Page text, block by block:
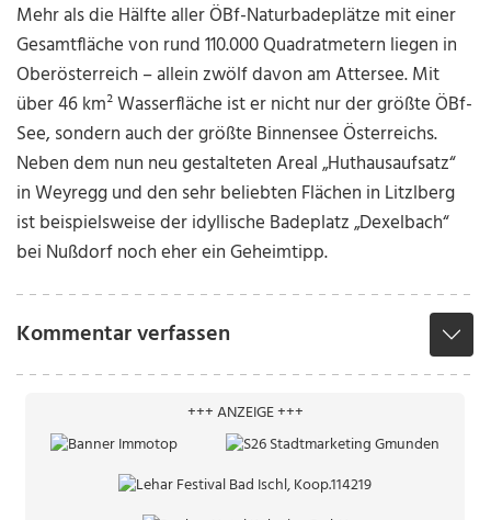
Mehr als die Hälfte aller ÖBf-Naturbadeplätze mit einer
Gesamtfläche von rund 110.000 Quadratmetern liegen in
Oberösterreich – allein zwölf davon am Attersee. Mit
über 46 km² Wasserfläche ist er nicht nur der größte ÖBf-
See, sondern auch der größte Binnensee Österreichs.
Neben dem nun neu gestalteten Areal „Huthausaufsatz“
in Weyregg und den sehr beliebten Flächen in Litzlberg
ist beispielsweise der idyllische Badeplatz „Dexelbach“
bei Nußdorf noch eher ein Geheimtipp.
Kommentar verfassen
+++ ANZEIGE +++